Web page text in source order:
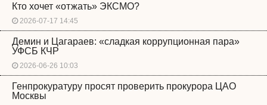
Кто хочет «отжать» ЭКСМО?
2026-07-17 14:45
Демин и Цагараев: «сладкая коррупционная пара»
УФСБ КЧР
2026-06-26 10:03
Генпрокуратуру просят проверить прокурора ЦАО
Москвы